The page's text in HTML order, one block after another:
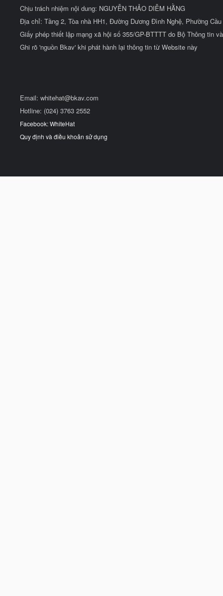
Chịu trách nhiệm nội dung: NGUYỄN THẢO DIỄM HẰNG
Địa chỉ: Tầng 2, Tòa nhà HH1, Đường Dương Đình Nghệ, Phường
Giấy phép thiết lập mạng xã hội số 355/GP-BTTTT do Bộ Thông tin
Ghi rõ 'nguồn Bkav' khi phát hành lại thông tin từ Website này
Email: whitehat@bkav.com
Hotline: (024) 3763 2552
Facebook: WhiteHat
Quy định và điều khoản sử dụng